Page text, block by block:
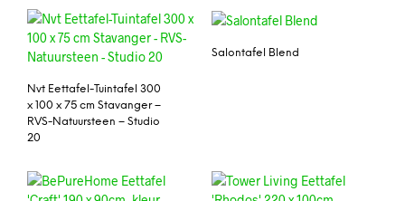
Nvt Eettafel-Tuintafel 300
x 100 x 75 cm Stavanger –
RVS-Natuursteen – Studio
20
Salontafel Blend